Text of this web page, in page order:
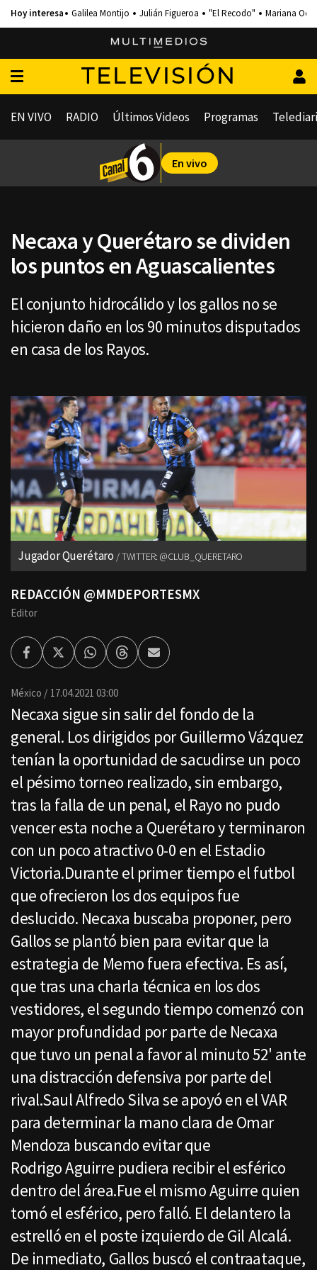
Galilea Montijo Julián Figueroa "El Recodo" Mariana
TELEVISIÓN
EN VIVO RADIO Últimos Videos Programas
En vivo
Necaxa y Querétaro se dividen
los puntos en Aguascalientes
El conjunto hidrocálido y los gallos no se
hicieron daño en los 90 minutos disputados
en casa de los Rayos.
Jugador Querétaro TWITTER: @CLUB_QUERETARO
REDACCIÓN @MMDEPORTESMX
Editor
FacebookTwitterWhatsappThreadsEnviar
por
México 17.04.2021 03:00
Necaxa sigue sin salir del fondo de la
general. Los dirigidos por Guillermo Vázquez
tenían la oportunidad de sacudirse un poco
el pésimo torneo realizado, sin embargo,
tras la falla de un penal, el Rayo no pudo
vencer esta noche a Querétaro y terminaron
con un poco atractivo 0-0 en el Estadio
Victoria.Durante el primer tiempo el futbol
que ofrecieron los dos equipos fue
deslucido. Necaxa buscaba proponer, pero
Gallos se plantó bien para evitar que la
estrategia de Memo fuera efectiva. Es así,
que tras una charla técnica en los dos
vestidores, el segundo tiempo comenzó con
mayor profundidad por parte de Necaxa
que tuvo un penal a favor al minuto 52' ante
una distracción defensiva por parte del
rival.Saul Alfredo Silva se apoyó en el VAR
para determinar la mano clara de Omar
Mendoza buscando evitar que
Rodrigo Aguirre pudiera recibir el esférico
dentro del área.Fue el mismo Aguirre quien
tomó el esférico, pero falló. El delantero la
estrelló en el poste izquierdo de Gil Alcalá.
De inmediato, Gallos buscó el contraataque,